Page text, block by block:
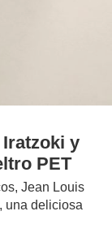
y
PET
Jean Louis
una deliciosa